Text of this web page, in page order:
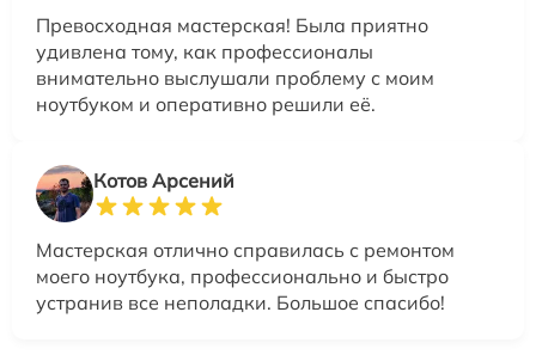
Превосходная мастерская! Была приятно
удивлена тому, как профессионалы
внимательно выслушали проблему с моим
ноутбуком и оперативно решили её.
Котов Арсений
Мастерская отлично справилась с ремонтом
моего ноутбука, профессионально и быстро
устранив все неполадки. Большое спасибо!